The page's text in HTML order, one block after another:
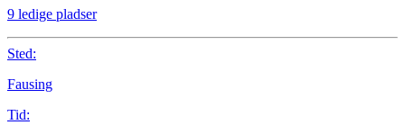
9 ledige pladser
Sted:
Fausing
Tid: